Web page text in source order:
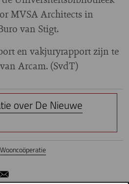
MVSA Architects in
van Stigt.
en vakjuryrapport zijn te
Arcam. (SvdT)
over De Nieuwe
Wooncoöperatie